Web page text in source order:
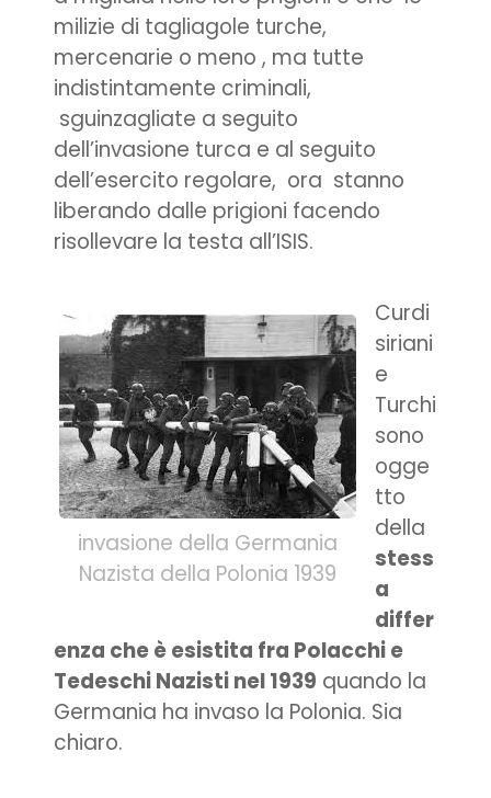
milizie di tagliagole turche,
mercenarie o meno , ma tutte
indistintamente criminali,
sguinzagliate a seguito
dell’invasione turca e al seguito
dell’esercito regolare, ora stanno
liberando dalle prigioni facendo
risollevare la testa all’ISIS.
invasione della Germania
Nazista della Polonia 1939
Curdi
siriani
e
Turchi
sono
ogge
tto
della
stess
a
differ
enza che è esistita fra Polacchi e
Tedeschi Nazisti nel 1939 quando la
Germania ha invaso la Polonia. Sia
chiaro.